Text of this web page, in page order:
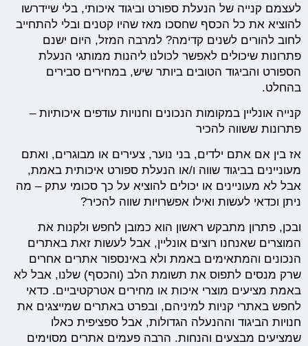
לעצמם קנייה של הנעלת ספורט וביגוד איכותי, בלי שיידרשו
להוציא את כל הכסף שחסכו מאז שהיו קטנים ובלי להתחייב
לחוב להורים לשנים קדימה? למרבה המזל, היום ישנם
פתרונות שיכולים לאפשר לכולנו ליהנות ממותגי הנעלת
הספורט והביגוד הטובים ביותר שיש, במחירים סבירים
בהחלט.
קנייה אונליין במקומות הנכונים וחנויות עודפים איכותיות –
פתרונות ששווה להכיר
אז בין אם אתם ילדים, בני נוער, צעירים או מבוגרים, ואתם
מעוניינים בביגוד שווה ו/או הנעלת ספורט איכותית באמת,
אבל לא מעוניינים או יכולים להוציא על כך סכומי עתק – מה
ניתן וכדאי לעשות ואילו אפשרויות שווה להכיר?
ובכן, פתרון מתבקש ראשון הוא כמובן לחפש ולקנות את
המוצרים שאנחנו רוצים אונליין, אבל לעשות זאת באתרים
הנכונים והמתאימים באמת ולא באינספור אתרים אחרים
שרק מנסים לתפוס את תשומת הלב (והכסף) שלנו, אבל לא
באמת מציעים מוצרי איכות או מחירים אטרקטיביים. כדאי
לחפש באתרי קניות למיניהם, ובפרט באתרים שמייצגים את
חנויות הביגוד וההנעלה הגדולות, אבל ספציפית כאלו
שמציעים מבצעים והנחות. הרבה פעמים אתרים מסוימים